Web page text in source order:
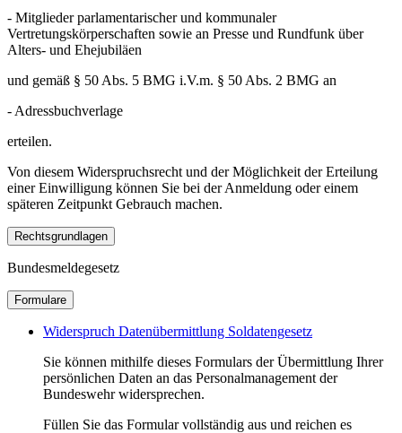
- Mitglieder parlamentarischer und kommunaler
Vertretungskörperschaften sowie an Presse und Rundfunk über
Alters- und Ehejubiläen
und gemäß § 50 Abs. 5 BMG i.V.m. § 50 Abs. 2 BMG an
- Adressbuchverlage
erteilen.
Von diesem Widerspruchsrecht und der Möglichkeit der Erteilung
einer Einwilligung können Sie bei der Anmeldung oder einem
späteren Zeitpunkt Gebrauch machen.
Rechtsgrundlagen
Bundesmeldegesetz
Formulare
Widerspruch Datenübermittlung Soldatengesetz
Sie können mithilfe dieses Formulars der Übermittlung Ihrer
persönlichen Daten an das Personalmanagement der
Bundeswehr widersprechen.
Füllen Sie das Formular vollständig aus und reichen es